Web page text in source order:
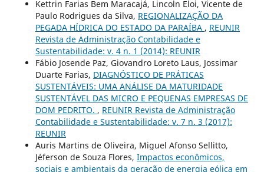
Kettrin Farias Bem Maracajá, Lincoln Eloi, Vicente de
Paulo Rodrigues da Silva, REGIONALIZAÇÃO DA
PEGADA HÍDRICA DO ESTADO DA PARAÍBA , REUNIR
Revista de Administração Contabilidade e
Sustentabilidade: v. 4 n. 1 (2014): REUNIR
Fábio Josende Paz, Giovandro Loreto Laus, Jossimar
Duarte Farias, DIAGNÓSTICO DE PRÁTICAS
SUSTENTÁVEIS: UMA ANÁLISE DA MATURIDADE
SUSTENTÁVEL DAS MICRO E PEQUENAS EMPRESAS DE
DOM PEDRITO. , REUNIR Revista de Administração
Contabilidade e Sustentabilidade: v. 7 n. 3 (2017):
REUNIR
Auris Martins de Oliveira, Miguel Afonso Sellitto,
Jéferson de Souza Flores, Impactos econômicos,
sociais e ambientais da geração de energia eólica em